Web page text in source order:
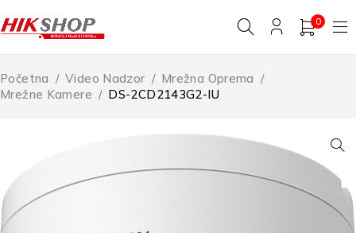
0
Početna / Video Nadzor / Mrežna Oprema /
Mrežne Kamere / DS-2CD2143G2-IU